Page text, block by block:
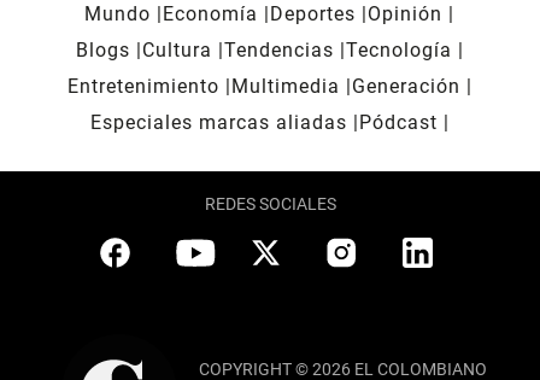
Mundo Economía Deportes
Opinión
Blogs
Cultura Tendencias Tecnología
Entretenimiento
Multimedia
Generación
Especiales marcas aliadas
Pódcast
REDES SOCIALES
COPYRIGHT © 2026 EL COLOMBIANO